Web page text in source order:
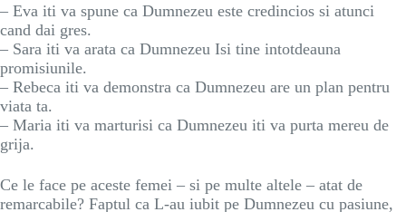
– Eva iti va spune ca Dumnezeu este credincios si atunci
cand dai gres.
– Sara iti va arata ca Dumnezeu Isi tine intotdeauna
promisiunile.
– Rebeca iti va demonstra ca Dumnezeu are un plan pentru
viata ta.
– Maria iti va marturisi ca Dumnezeu iti va purta mereu de
grija.
Ce le face pe aceste femei – si pe multe altele – atat de
remarcabile? Faptul ca L-au iubit pe Dumnezeu cu pasiune,